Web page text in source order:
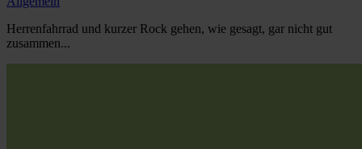
Herrenfahrrad und kurzer Rock gehen, wie gesagt, gar nicht gut
zusammen...